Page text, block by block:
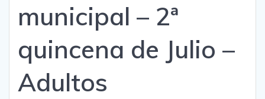
municipal – 2ª
quincena de Julio –
Adultos